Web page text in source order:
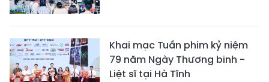
Khai mạc Tuần phim kỷ niệm
79 năm Ngày Thương binh -
Liệt sĩ tại Hà Tĩnh